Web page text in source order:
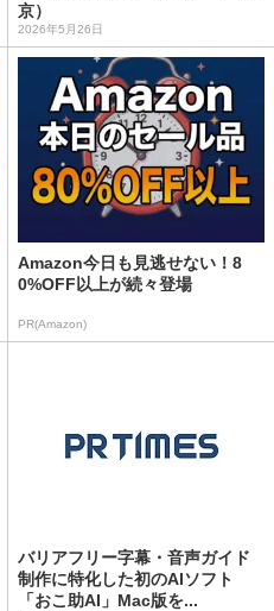
京）
2026年5月26日
Amazon今日も見逃せない！8
0%OFF以上が続々登場
PR(Amazon)
バリアフリー字幕・音声ガイド
制作に特化した初のAIソフト
「おこ助AI」Mac版を...